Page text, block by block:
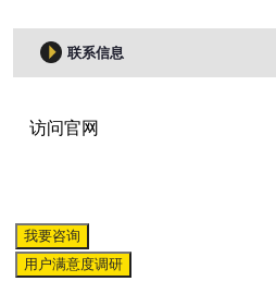
联系信息
访问官网
我要咨询
用户满意度调研